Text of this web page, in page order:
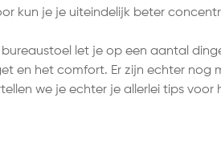
kun je je uiteindelijk beter
bureaustoel let je op een aantal
en het comfort. Er zijn echter nog
we je echter je allerlei tips voor